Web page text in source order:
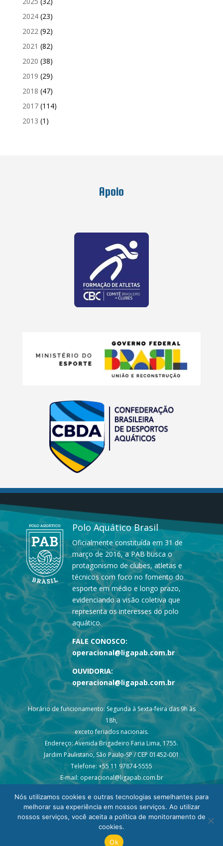
2024(23)
2022 (92)
2021 (82)
2020 (38)
2019 (29)
2018 (47)
2017(114)
2013 (1)
Apoio
Polo Aquático Brasil
Oficialmente constituída em 31 de
março de 2016, a PAB busca o
protagonismo de clubes, atletas e
técnicos com foco no fomento do
esporte em médio e longo prazo,
evidenciando a visão coletiva que
representa os interesses do polo
aquático.
FALE CONOSCO:
operacional@ligapab.com.br
OUVIDORIA:
operacional@ligapab.com.br
Horário de funcionamento: Segunda à Sexta-feira das 9h às
18h,
exceto feriados nacionais.
Endereço: Avenida Brigadeiro Faria Lima, 1755.
Jardim Paulistano, São Paulo-SP / CEP 01452-001
Telefone: +55 11 97874-5555
E-mail: operacional@ligapab.com.br
© 2024 todos os direitos reservados – Liga PAB
Nós utilizamos cookies e outras tecnologias semelhantes para
melhorar sua experiência em nossos serviços. Ao utilizar
nossos serviços, você aceita a política de monitoramento de
cookies.
Ok